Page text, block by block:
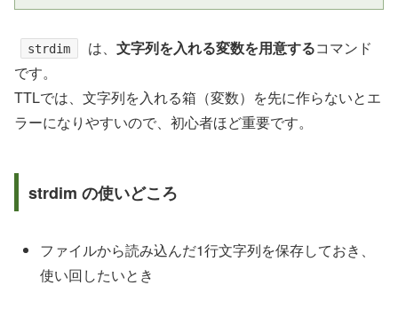
strdim は、 文字列を入れる変数を用意するコマンド
です。
TTLでは、文字列を入れる箱（変数）を先に作らないとエ
ラーになりやすいので、初心者ほど重要です。
strdim の使いどころ
ファイルから読み込んだ1行文字列を保存しておき、
使い回したいとき